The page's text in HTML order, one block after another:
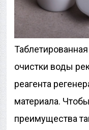
очистки воды
реагента
материала.
преимущества